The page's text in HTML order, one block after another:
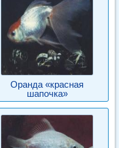
Оранда «красная
шапочка»